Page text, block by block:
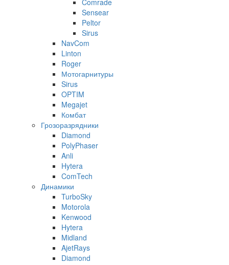
Sensear
Peltor
Sirus
NavCom
Linton
Roger
Мотогарнитуры
Sirus
OPTIM
Megajet
Комбат
Грозоразрядники
Diamond
PolyPhaser
Anli
Hytera
ComTech
Динамики
TurboSky
Motorola
Kenwood
Hytera
Midland
AjetRays
Diamond